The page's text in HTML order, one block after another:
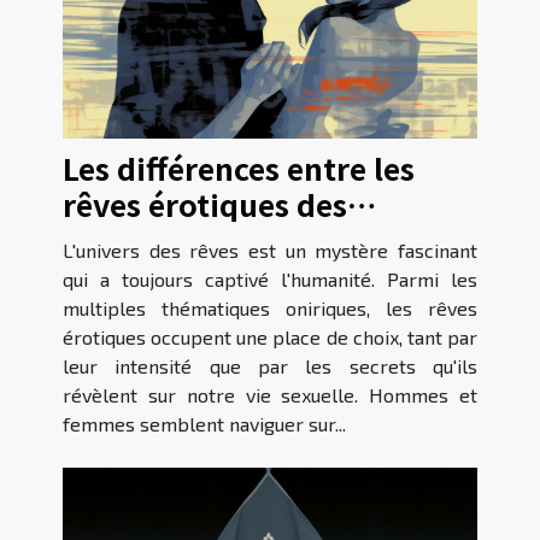
Les différences entre les
rêves érotiques des
hommes et des femmes et
ce qu'ils révèlent sur la
sexualité
L'univers des rêves est un mystère fascinant
qui a toujours captivé l'humanité. Parmi les
multiples thématiques oniriques, les rêves
érotiques occupent une place de choix, tant par
leur intensité que par les secrets qu'ils
révèlent sur notre vie sexuelle. Hommes et
femmes semblent naviguer sur...